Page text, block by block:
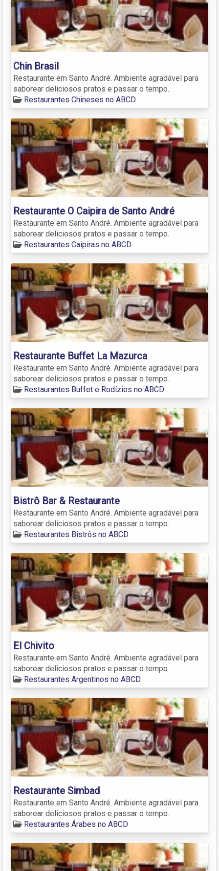
Chin Brasil
Restaurante em Santo André. Ambiente agradável para
saborear deliciosos pratos e passar o tempo.
Restaurantes Chineses no ABCD
Restaurante O Caipira de Santo André
Restaurante em Santo André. Ambiente agradável para
saborear deliciosos pratos e passar o tempo.
Restaurantes Caipiras no ABCD
Restaurante Buffet La Mazurca
Restaurante em Santo André. Ambiente agradável para
saborear deliciosos pratos e passar o tempo.
Restaurantes Buffet e Rodízios no ABCD
Bistrô Bar & Restaurante
Restaurante em Santo André. Ambiente agradável para
saborear deliciosos pratos e passar o tempo.
Restaurantes Bistrôs no ABCD
El Chivito
Restaurante em Santo André. Ambiente agradável para
saborear deliciosos pratos e passar o tempo.
Restaurantes Argentinos no ABCD
Restaurante Simbad
Restaurante em Santo André. Ambiente agradável para
saborear deliciosos pratos e passar o tempo.
Restaurantes Árabes no ABCD